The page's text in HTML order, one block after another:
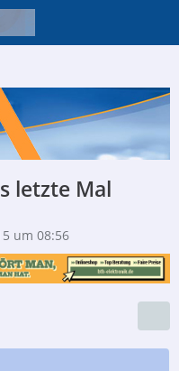
letzte Mal
um 08:56